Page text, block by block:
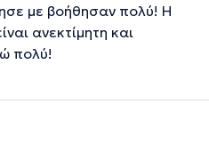
με βοήθησαν πολύ! Η
ανεκτίμητη και
πολύ!